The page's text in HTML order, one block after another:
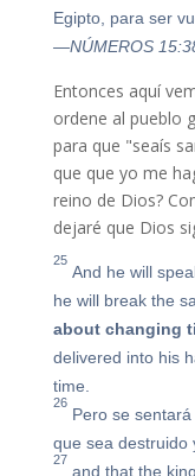
Egipto, para ser
—NÚMEROS
Entonces aquí
ordene al pueblo
para que "seaís
que que yo me
reino de Dios?
dejaré que Dios
25
And he will
he will break the
about changing
delivered into his
time.
26
Pero se
que sea destruido
27
and that the